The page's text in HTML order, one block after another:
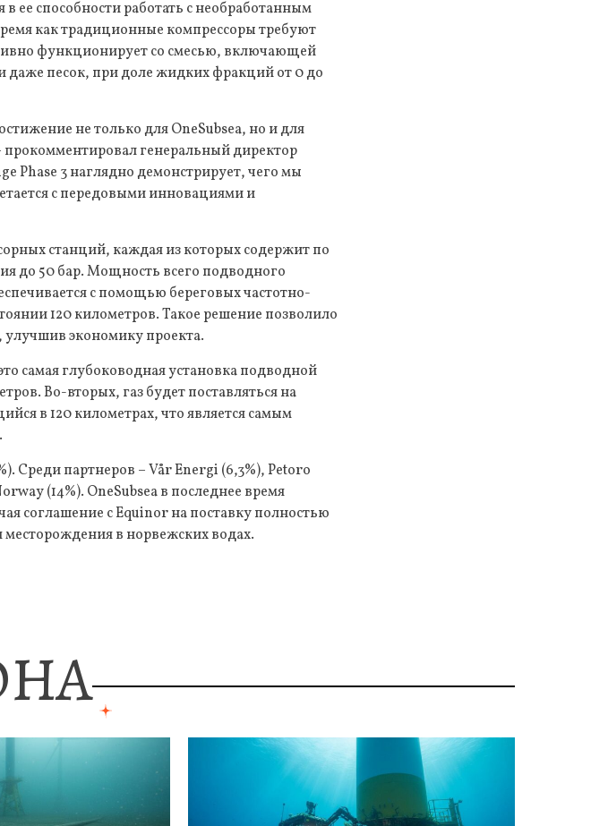
ее способности работать с необработанным
как традиционные компрессоры требуют
функционирует со смесью, включающей
даже песок, при доле жидких фракций от 0 до
не только для OneSubsea, но и для
прокомментировал генеральный директор
Phase 3 наглядно демонстрирует, чего мы
с передовыми инновациями и
станций, каждая из которых содержит по
до 50 бар. Мощность всего подводного
с помощью береговых частотно-
120 километров. Такое решение позволило
улучшив экономику проекта.
самая глубоководная установка подводной
Во-вторых, газ будет поставляться на
в 120 километрах, что является самым
Среди партнеров – Vår Energi (6,3%), Petoro
(14%). OneSubsea в последнее время
соглашение с Equinor на поставку полностью
в норвежских водах.